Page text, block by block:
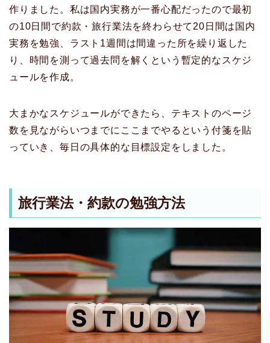
作りました。私は国内実務が一番心配だったので最初
の10日間で約款・旅行業法を終わらせて20日間は国内
実務を勉強、ラスト1週間は間違った所を繰り返した
り、時間を測って過去問を解くという暫定的なスケジ
ュールを作成。
大まかなスケジュールができたら、テキストのページ
数を見ながらいつまでにここまでやるという付箋を貼
っていき、毎日の具体的な目標設定をしました。
旅行業法・約款の勉強方法